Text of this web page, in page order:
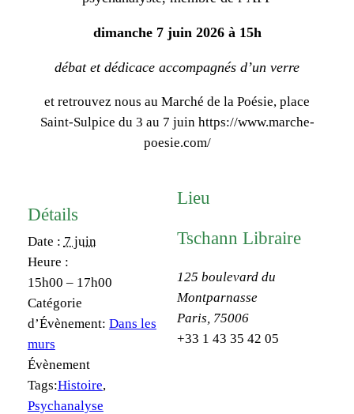
dimanche 7 juin 2026 à 15h
débat et dédicace accompagnés d’un verre
et retrouvez nous au Marché de la Poésie, place
Saint-Sulpice du 3 au 7 juin https://www.marche-
poesie.com/
Détails
Date : 7 juin
Heure :
15h00 – 17h00
Catégorie
d’Évènement: Dans les
murs
Évènement
Tags:Histoire,
Psychanalyse
Lieu
Tschann Libraire
125 boulevard du
Montparnasse
Paris 75006
+33 1 43 35 42 05